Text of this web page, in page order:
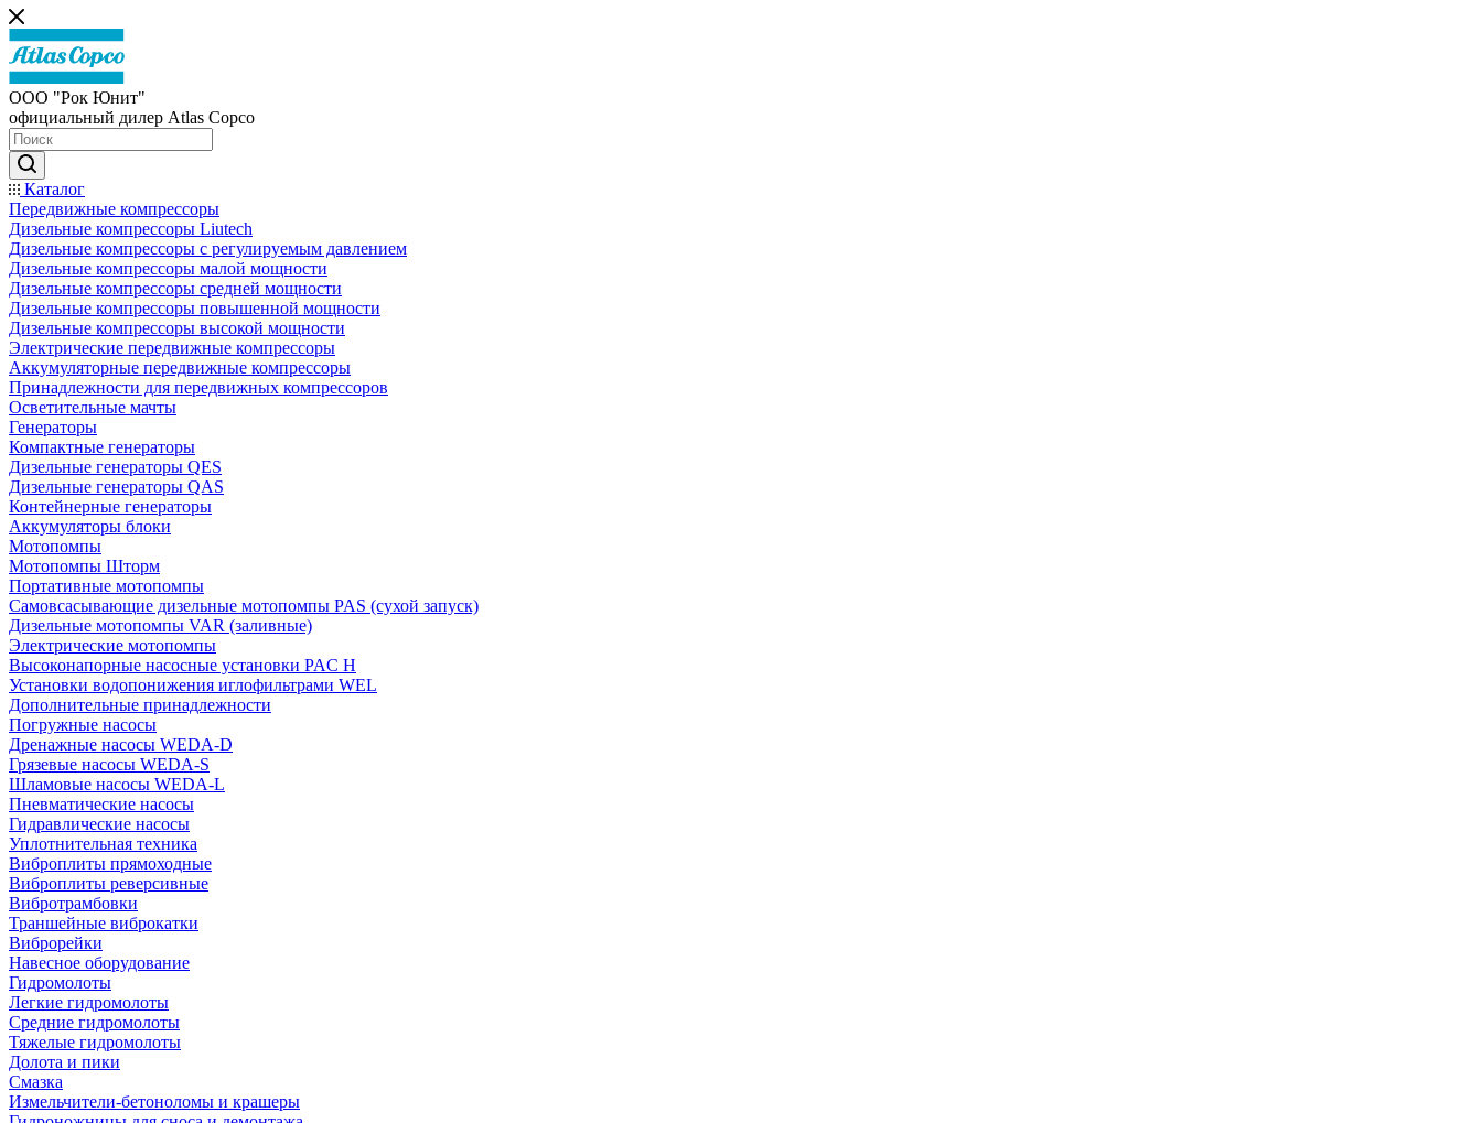
ООО "Рок Юнит"
официальный дилер Atlas Copco
Каталог
Передвижные компрессоры
Дизельные компрессоры Liutech
Дизельные компрессоры с регулируемым давлением
Дизельные компрессоры малой мощности
Дизельные компрессоры средней мощности
Дизельные компрессоры повышенной мощности
Дизельные компрессоры высокой мощности
Электрические передвижные компрессоры
Аккумуляторные передвижные компрессоры
Принадлежности для передвижных компрессоров
Осветительные мачты
Генераторы
Компактные генераторы
Дизельные генераторы QES
Дизельные генераторы QAS
Контейнерные генераторы
Аккумуляторы блоки
Мотопомпы
Мотопомпы Шторм
Портативные мотопомпы
Самовсасывающие дизельные мотопомпы PAS (сухой запуск)
Дизельные мотопомпы VAR (заливные)
Электрические мотопомпы
Высоконапорные насосные установки PAC H
Установки водопонижения иглофильтрами WEL
Дополнительные принадлежности
Погружные насосы
Дренажные насосы WEDA-D
Грязевые насосы WEDA-S
Шламовые насосы WEDA-L
Пневматические насосы
Гидравлические насосы
Уплотнительная техника
Виброплиты прямоходные
Виброплиты реверсивные
Вибротрамбовки
Траншейные виброкатки
Виброрейки
Навесное оборудование
Гидромолоты
Легкие гидромолоты
Средние гидромолоты
Тяжелые гидромолоты
Долота и пики
Смазка
Измельчители-бетоноломы и крашеры